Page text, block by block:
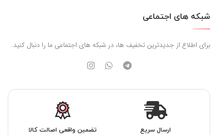
شبکه های اجتماعی
برای اطلاع از جدیدترین تخفیف ها، در شبکه های اجتماعی ما را دنبال کنید.
ارسال سریع تضمین واقعی اصالت کالا